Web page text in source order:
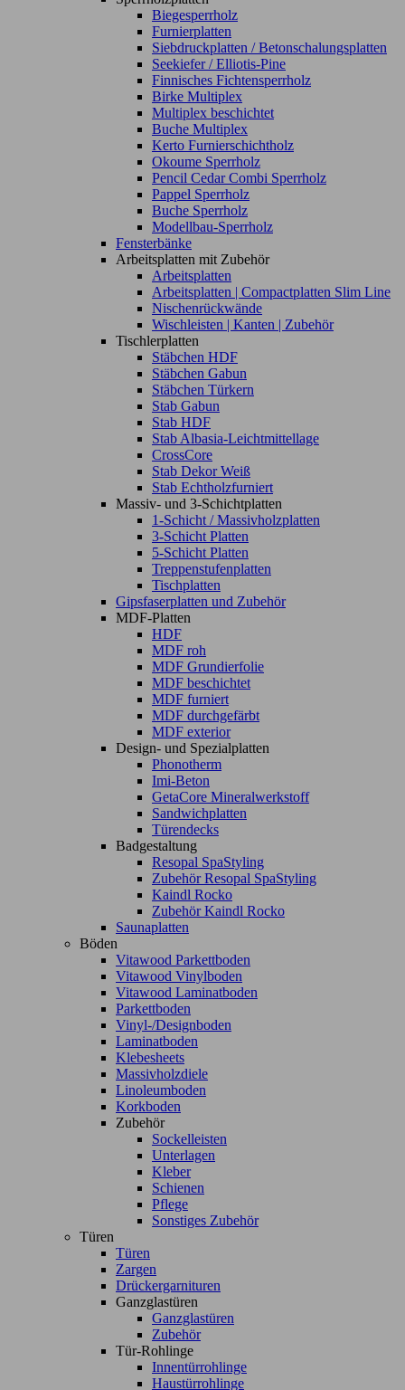
Biegesperrholz
Furnierplatten
Siebdruckplatten / Betonschalungsplatten
Seekiefer / Elliotis-Pine
Finnisches Fichtensperrholz
Birke Multiplex
Multiplex beschichtet
Buche Multiplex
Kerto Furnierschichtholz
Okoume Sperrholz
Pencil Cedar Combi Sperrholz
Pappel Sperrholz
Buche Sperrholz
Modellbau-Sperrholz
Fensterbänke
Arbeitsplatten mit Zubehör
Arbeitsplatten
Arbeitsplatten | Compactplatten Slim Line
Nischenrückwände
Wischleisten | Kanten | Zubehör
Tischlerplatten
Stäbchen HDF
Stäbchen Gabun
Stäbchen Türkern
Stab Gabun
Stab HDF
Stab Albasia-Leichtmittellage
CrossCore
Stab Dekor Weiß
Stab Echtholzfurniert
Massiv- und 3-Schichtplatten
1-Schicht / Massivholzplatten
3-Schicht Platten
5-Schicht Platten
Treppenstufenplatten
Tischplatten
Gipsfaserplatten und Zubehör
MDF-Platten
HDF
MDF roh
MDF Grundierfolie
MDF beschichtet
MDF furniert
MDF durchgefärbt
MDF exterior
Design- und Spezialplatten
Phonotherm
Imi-Beton
GetaCore Mineralwerkstoff
Sandwichplatten
Türendecks
Badgestaltung
Resopal SpaStyling
Zubehör Resopal SpaStyling
Kaindl Rocko
Zubehör Kaindl Rocko
Saunaplatten
Böden
Vitawood Parkettboden
Vitawood Vinylboden
Vitawood Laminatboden
Parkettboden
Vinyl-/Designboden
Laminatboden
Klebesheets
Massivholzdiele
Linoleumboden
Korkboden
Zubehör
Sockelleisten
Unterlagen
Kleber
Schienen
Pflege
Sonstiges Zubehör
Türen
Türen
Zargen
Drückergarnituren
Ganzglastüren
Ganzglastüren
Zubehör
Tür-Rohlinge
Innentürrohlinge
Haustürrohlinge